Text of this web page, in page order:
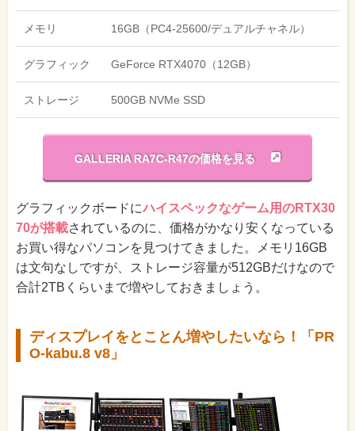
メモリ 16GB（PC4-25600/デュアルチャネル）
グラフィック GeForce RTX4070（12GB）
ストレージ 500GB NVMe SSD
GALLERIA RA7C-R47の価格を見る
グラフィックボードにハイスペックなゲーム用のRTX30
70が搭載されているのに、価格がかなり安くなっている
お買い得なパソコンを見つけてきました。メモリ16GB
は文句なしですが、ストレージ容量が512GBだけなので
合計2TBくらいまで増やしておきましょう。
ディスプレイをとことん増やしたいなら！「PR
O-kabu.8 v8」